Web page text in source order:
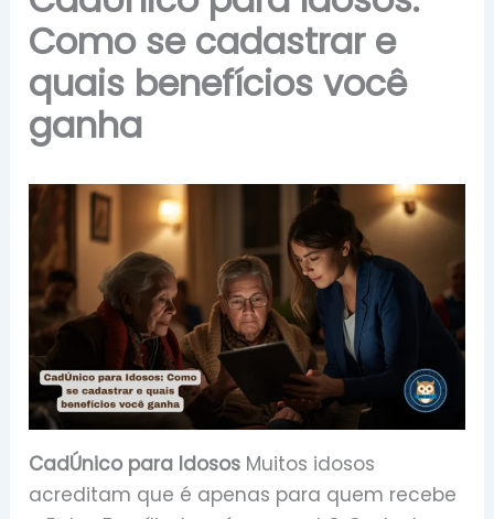
Como se cadastrar e
quais benefícios você
ganha
CadÚnico para Idosos Muitos idosos
acreditam que é apenas para quem recebe